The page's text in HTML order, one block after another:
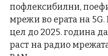
пофлексибилни,
мрежи во ерата на
цел до 2025. година
раст на радио